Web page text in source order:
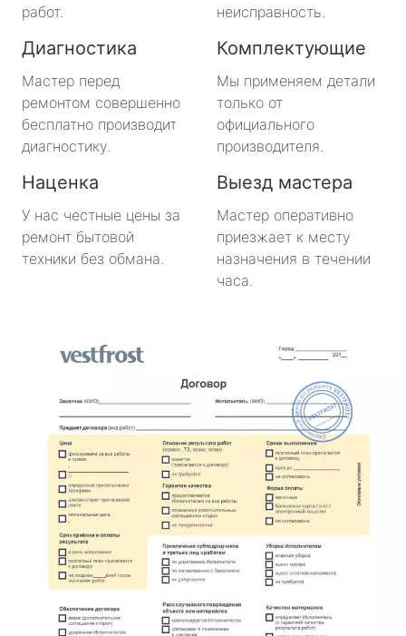
работ.
неисправность.
Диагностика
Мастер перед
ремонтом совершенно
бесплатно производит
диагностику.
Комплектующие
Мы применяем детали
только от
официального
производителя.
Наценка
У нас честные цены за
ремонт бытовой
техники без обмана.
Выезд мастера
Мастер оперативно
приезжает к месту
назначения в течении
часа.